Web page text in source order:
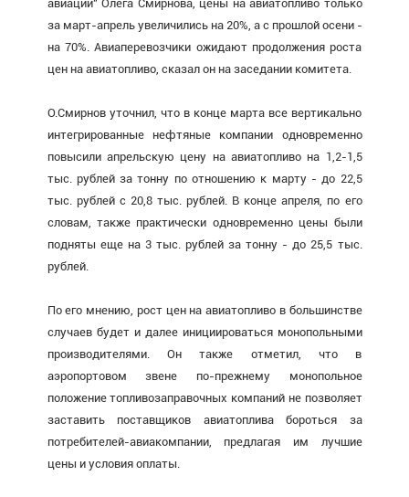
авиации" Олега Смирнова, цены на авиатопливо только
за март-апрель увеличились на 20%, а с прошлой осени -
на 70%. Авиаперевозчики ожидают продолжения роста
цен на авиатопливо, сказал он на заседании комитета.
О.Смирнов уточнил, что в конце марта все вертикально
интегрированные нефтяные компании одновременно
повысили апрельскую цену на авиатопливо на 1,2-1,5
тыс. рублей за тонну по отношению к марту - до 22,5
тыс. рублей с 20,8 тыс. рублей. В конце апреля, по его
словам, также практически одновременно цены были
подняты еще на 3 тыс. рублей за тонну - до 25,5 тыс.
рублей.
По его мнению, рост цен на авиатопливо в большинстве
случаев будет и далее инициироваться монопольными
производителями. Он также отметил, что в
аэропортовом звене по-прежнему монопольное
положение топливозаправочных компаний не позволяет
заставить поставщиков авиатоплива бороться за
потребителей-авиакомпании, предлагая им лучшие
цены и условия оплаты.